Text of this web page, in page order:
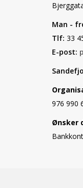
Man -
Tlf: 33
E-post:
976 990
Ønsker